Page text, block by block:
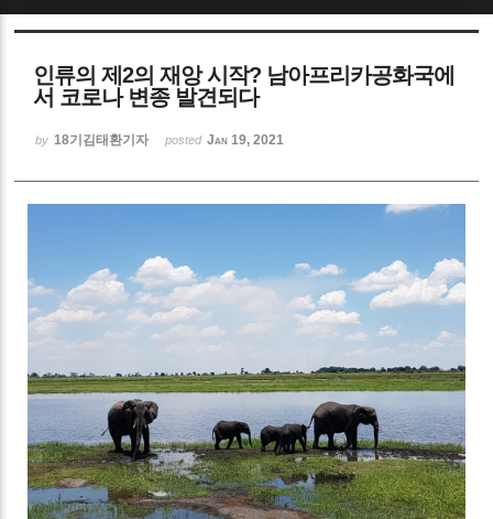
인류의 제2의 재앙 시작? 남아프리카공화국에
서 코로나 변종 발견되다
by 18기김태환기자 posted Jan 19, 2021
Sketchbook5, 스케치북5
Sketchbook5, 스케치북5